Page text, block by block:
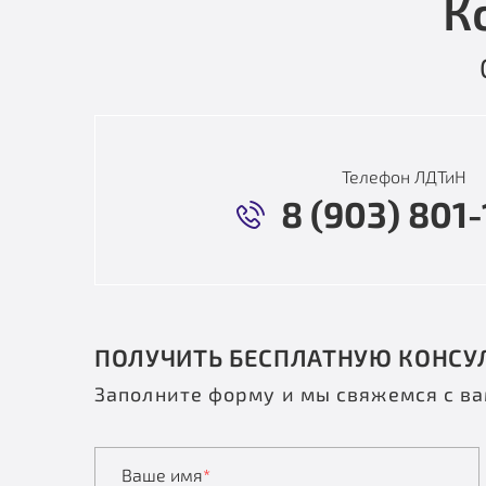
Телефон ЛДТиН
8 (903)
ПОЛУЧИТЬ БЕСПЛАТНУЮ
Заполните форму и мы свяжемся с
Ваше имя*